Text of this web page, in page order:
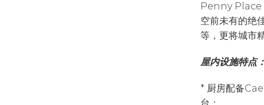
Penny Place
空前未有的绝
等，更将城市
屋内设施特点
* 厨房配备